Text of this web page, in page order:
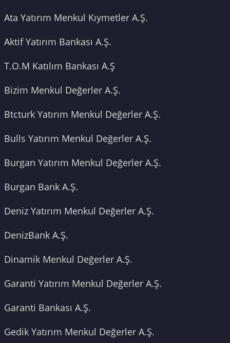
Ata Yatırım Menkul Kıymetler A.Ş.
Aktif Yatırım Bankası A.Ş.
T.O.M Katılım Bankası A.Ş
Bizim Menkul Değerler A.Ş.
Btcturk Yatırım Menkul Değerler A.Ş.
Bulls Yatırım Menkul Değerler A.Ş.
Burgan Yatırım Menkul Değerler A.Ş.
Burgan Bank A.Ş.
Deniz Yatırım Menkul Değerler A.Ş.
DenizBank A.Ş.
Dinamik Menkul Değerler A.Ş.
Garanti Yatırım Menkul Değerler A.Ş.
Garanti Bankası A.Ş.
Gedik Yatırım Menkul Değerler A.Ş.